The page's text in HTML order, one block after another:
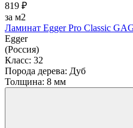
819 ₽
за м2
Ламинат Egger Pro Classic
Egger
(Россия)
Класс: 32
Порода дерева: Дуб
Толщина: 8 мм